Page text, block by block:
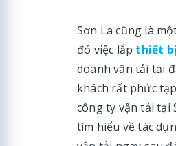
Sơn La cũng là
đó việc lắp thiết
doanh vận tải tại
khách rất phức
công ty vận tải tại
tìm hiểu về tác